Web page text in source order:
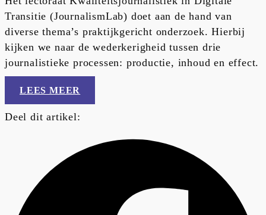
Transitie (JournalismLab) doet aan de hand van
diverse thema’s praktijkgericht onderzoek. Hierbij
kijken we naar de wederkerigheid tussen drie
journalistieke processen: productie, inhoud en effect.
LEES MEER
Deel dit artikel: